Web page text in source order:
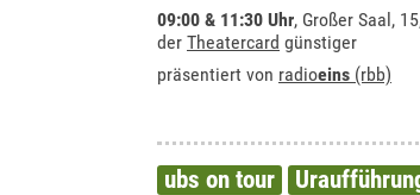
09:00 & 11:30 Uhr, Großer Saal,
der Theatercard günstiger
präsentiert von radioeins (rbb)
ubs on tour